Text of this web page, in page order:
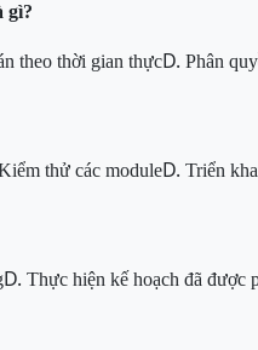
gì?
theo thời gian thựcD. Phân
thử các moduleD. Triển
D. Thực hiện kế hoạch đã được